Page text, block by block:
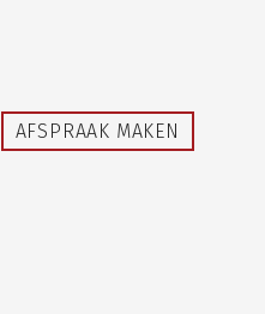
AFSPRAAK MAKEN